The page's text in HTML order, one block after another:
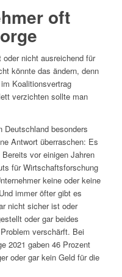
oft
nicht ausreichend für
könnte das ändern, denn
Koalitionsvertrag
verzichten sollte man
Deutschland besonders
Antwort überraschen: Es
vor einigen Jahren
für Wirtschaftsforschung
keine oder keine
immer öfter gibt es
nicht sicher ist oder
oder gar beides
verschärft. Bei
2021 gaben 46 Prozent
oder gar kein Geld für die